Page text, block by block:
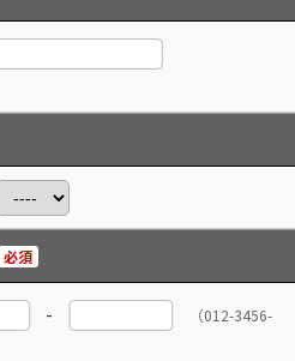
必須
-
（012-3456-